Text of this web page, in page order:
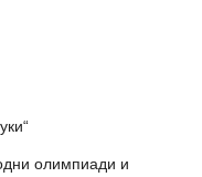
олимпиади и